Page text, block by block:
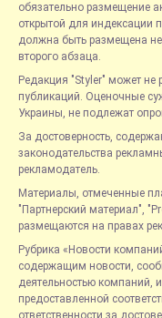
обязательно размещение
открытой для индексации
должна быть размещена
второго абзаца.
Редакция "Styler" может не
публикаций. Оценочные
Украины, не подлежат
За достоверность,
законодательства
рекламодатель.
Материалы, отмеченные
"Партнерский материал",
размещаются на правах
Рубрика «Новости
содержащим новости,
деятельностью компаний,
предоставленной